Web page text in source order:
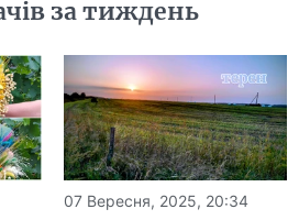
за тиждень
07 Вересня, 2025, 20:34